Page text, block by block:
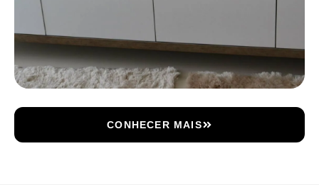
CONHECER MAIS